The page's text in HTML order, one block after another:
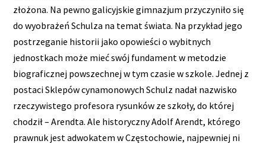
złożona. Na pewno galicyjskie gimnazjum przyczyniło się
do wyobrażeń Schulza na temat świata. Na przykład jego
postrzeganie historii jako opowieści o wybitnych
jednostkach może mieć swój fundament w metodzie
biograficznej powszechnej w tym czasie w szkole. Jednej z
postaci Sklepów cynamonowych Schulz nadał nazwisko
rzeczywistego profesora rysunków ze szkoły, do której
chodził – Arendta. Ale historyczny Adolf Arendt, którego
prawnuk jest adwokatem w Częstochowie, najpewniej ni